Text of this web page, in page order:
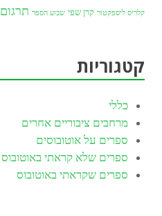
קלריס ליספקטור קרן שפי שבוע הספר תרגום
קטגוריות
כללי
מרחבים ציבוריים אחרים
ספרים על אוטובוסים
ספרים שלא קראתי באוטובוס
ספרים שקראתי באוטובוס